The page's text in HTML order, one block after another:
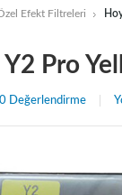
Efekt Filtreleri
Pro
0 Değerlendirme